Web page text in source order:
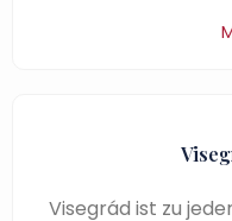
Visegrád ist zu